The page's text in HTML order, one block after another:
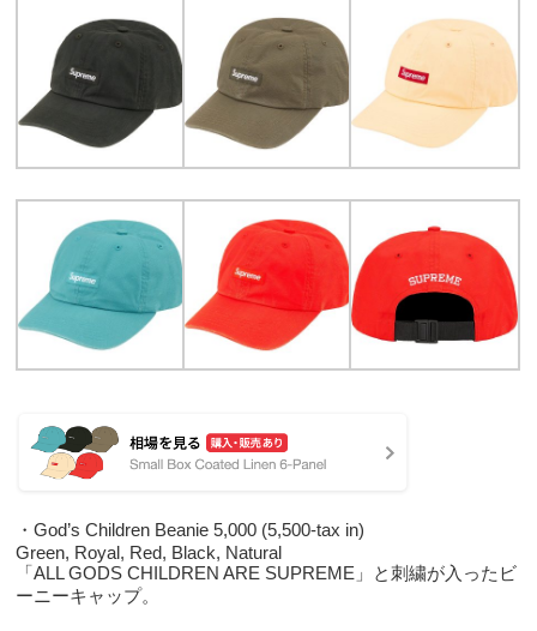
・God’s Children Beanie 5,000 (5,500-tax in)
Green, Royal, Red, Black, Natural
「ALL GODS CHILDREN ARE SUPREME」と刺繍が入ったビ
ーニーキャップ。